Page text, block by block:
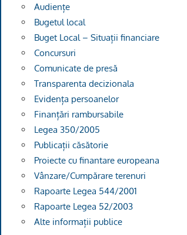
Audiențe
Bugetul local
Buget Local – Situații financiare
Concursuri
Comunicate de presă
Transparenta decizionala
Evidența persoanelor
Finanțări rambursabile
Legea 350/2005
Publicații căsătorie
Proiecte cu finantare europeana
Vânzare/Cumpărare terenuri
Rapoarte Legea 544/2001
Rapoarte Legea 52/2003
Alte informații publice